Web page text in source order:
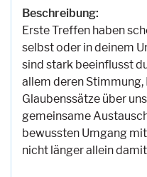
Beschreibung:
Erste Treffen haben
selbst oder in deinem
sind stark beeinflusst
allem deren Stimmung,
Glaubenssätze über
gemeinsame
bewussten Umgang
nicht länger allein